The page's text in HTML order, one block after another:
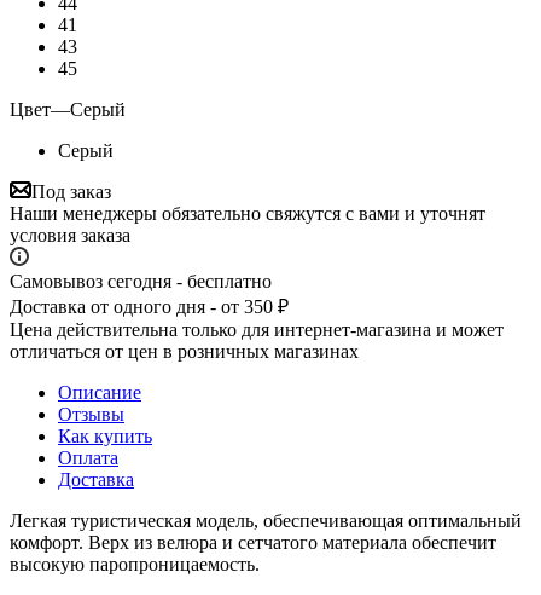
41
43
45
Цвет—Серый
Серый
Под заказ
Наши менеджеры обязательно свяжутся с вами и уточнят
условия заказа
Самовывоз сегодня - бесплатно
Доставка от одного дня - от 350 ₽
Цена действительна только для интернет-магазина и может
отличаться от цен в розничных магазинах
Описание
Отзывы
Как купить
Оплата
Доставка
Легкая туристическая модель, обеспечивающая оптимальный
комфорт. Верх из велюра и сетчатого материала обеспечит
высокую паропроницаемость.